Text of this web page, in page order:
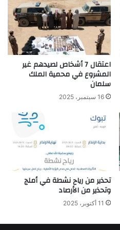
اعتقال 7 أشخاص لصيدهم غير
المشروع في محمية الملك
سلمان
16 سبتمبر، 2025
تحذير من رياح نشطة في أملج
وتحذير من الأرصاد
11 أكتوبر، 2025